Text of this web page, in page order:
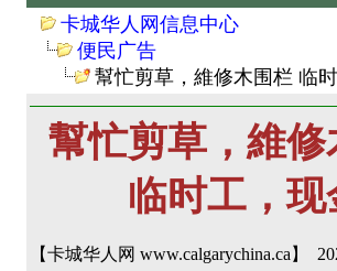
卡城华人网信息中心
便民广告
幫忙剪草，維修木围栏 临
幫忙剪草，維修
临时工，现
【卡城华人网 www.calgarychina.ca】